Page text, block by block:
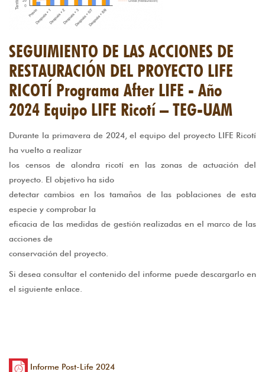
SEGUIMIENTO DE LAS ACCIONES DE
RESTAURACIÓN DEL PROYECTO LIFE
RICOTÍ Programa After LIFE - Año
2024 Equipo LIFE Ricotí – TEG-UAM
Durante la primavera de 2024, el equipo del proyecto LIFE Ricotí
ha vuelto a realizar
los censos de alondra ricotí en las zonas de actuación del
proyecto. El objetivo ha sido
detectar cambios en los tamaños de las poblaciones de esta
especie y comprobar la
eficacia de las medidas de gestión realizadas en el marco de las
acciones de
conservación del proyecto.
Si desea consultar el contenido del informe puede descargarlo en
el siguiente enlace.
Informe Post-Life 2024